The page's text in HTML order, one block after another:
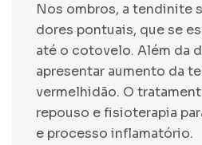
Nos ombros, a tendinite
dores pontuais, que se
até o cotovelo. Além da
apresentar aumento da
vermelhidão. O
repouso e fisioterapia
e processo inflamatório.